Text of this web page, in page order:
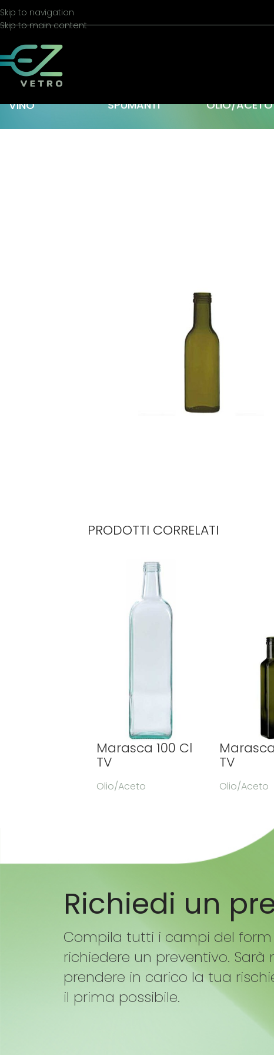
Skip to navigation
Skip to main content
VINO SPUMANTI OLIO/ACETO
PRODOTTI CORRELATI
Marasca 100 Cl
TV
Olio/Aceto
TV
Olio/Aceto
Richiedi un
Compila tutti i campi del
richiedere un preventivo. Sarà
prendere in carico la tua
il prima possibile.